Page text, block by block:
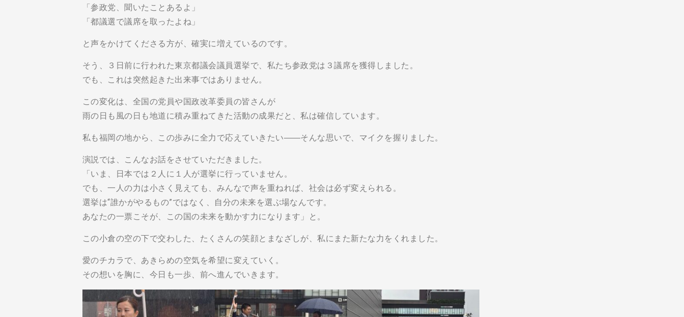
「参政党、聞いたことあるよ」
「都議選で議席を取ったよね」
と声をかけてくださる方が、確実に増えているのです。
そう、３日前に行われた東京都議会議員選挙で、私たち参政党は３議席を獲得しました。
でも、これは突然起きた出来事ではありません。
この変化は、全国の党員や国政改革委員の皆さんが
雨の日も風の日も地道に積み重ねてきた活動の成果だと、私は確信しています。
私も福岡の地から、この歩みに全力で応えていきたい――そんな思いで、マイクを握りました。
演説では、こんなお話をさせていただきました。
「いま、日本では２人に１人が選挙に行っていません。
でも、一人の力は小さく見えても、みんなで声を重ねれば、社会は必ず変えられる。
選挙は“誰かがやるもの”ではなく、自分の未来を選ぶ場なんです。
あなたの一票こそが、この国の未来を動かす力になります」と。
この小倉の空の下で交わした、たくさんの笑顔とまなざしが、私にまた新たな力をくれました。
愛のチカラで、あきらめの空気を希望に変えていく。
その想いを胸に、今日も一歩、前へ進んでいきます。